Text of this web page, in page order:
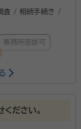
査 / 相続手続き /
事務所面談可
入社 本社経理
業職として
ださい。